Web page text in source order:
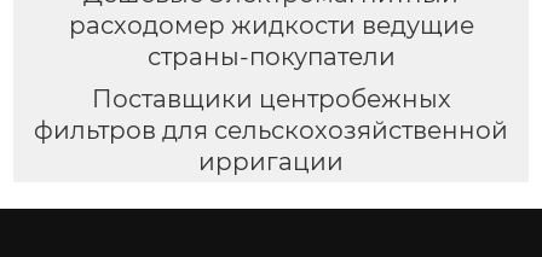
расходомер жидкости ведущие
страны-покупатели
Поставщики центробежных
фильтров для сельскохозяйственной
ирригации